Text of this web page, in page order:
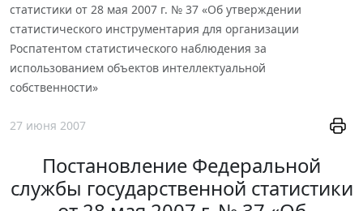
статистики от 28 мая 2007 г. № 37 «Об утверждении
статистического инструментария для организации
Роспатентом статистического наблюдения за
использованием объектов интеллектуальной
собственности»
27 июня 2007
Постановление Федеральной
службы государственной статистики